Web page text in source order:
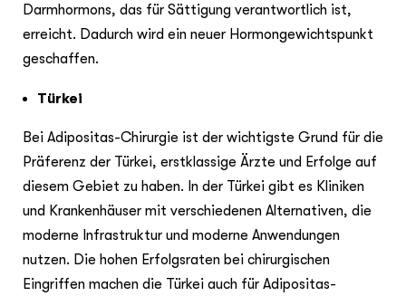
Darmhormons, das für Sättigung verantwortlich ist,
erreicht. Dadurch wird ein neuer Hormongewichtspunkt
geschaffen.
Türkei
Bei Adipositas-Chirurgie ist der wichtigste Grund für die
Präferenz der Türkei, erstklassige Ärzte und Erfolge auf
diesem Gebiet zu haben. In der Türkei gibt es Kliniken
und Krankenhäuser mit verschiedenen Alternativen, die
moderne Infrastruktur und moderne Anwendungen
nutzen. Die hohen Erfolgsraten bei chirurgischen
Eingriffen machen die Türkei auch für Adipositas-